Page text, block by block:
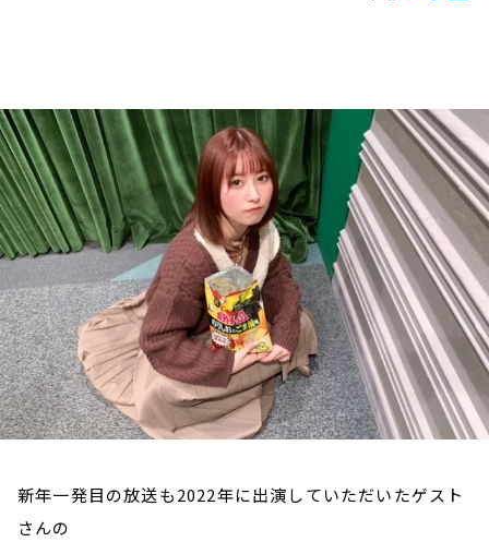
イベント・グッズ
YouTube
会社情報
新年一発目の放送も2022年に出演していただいたゲスト
さんの